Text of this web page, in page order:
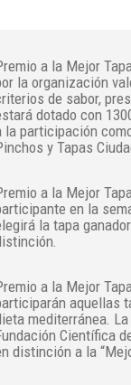
a la Mejor
la organización
de sabor,
dotado con
la participación
y Tapas
a la Mejor
en la
la tapa

a la Mejor
aquellas
mediterránea.
Científica
distinción a la